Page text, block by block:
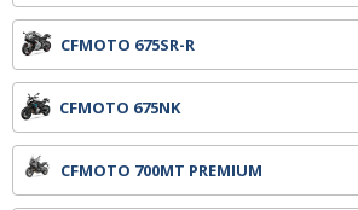
CFMOTO 675SR-R
CFMOTO 675NK
CFMOTO 700MT PREMIUM